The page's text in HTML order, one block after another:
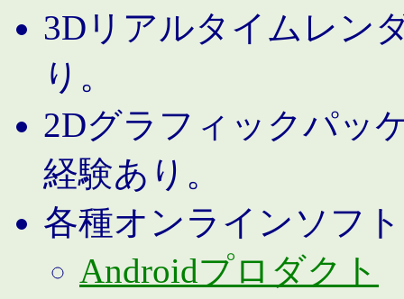
3Dリアルタイムレン
り。
2Dグラフィックパッ
経験あり。
各種オンラインソフ
Androidプロダクト